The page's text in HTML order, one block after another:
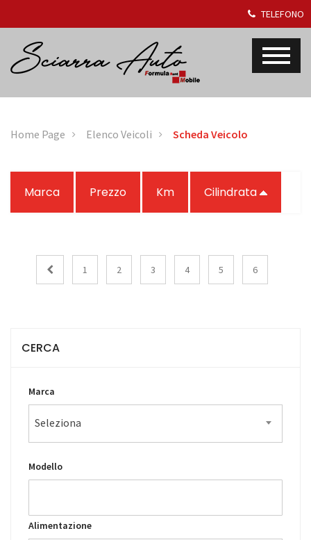
TELEFONO
Home Page Elenco Veicoli Scheda Veicolo
Marca Prezzo Km Cilindrata
1 2 3 4 5 6
CERCA
Marca
Seleziona
Modello
Alimentazione